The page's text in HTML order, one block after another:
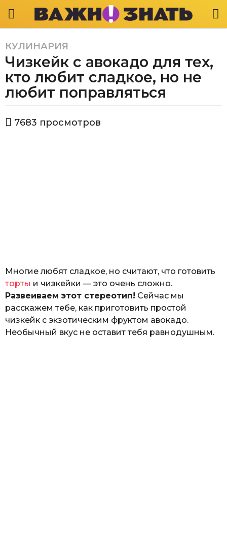
5
л
т
a
o
КУЛИНАРИЯ
Чизкейк с авокадо для тех,
кто любит сладкое, но не
любит поправляться
в
7683 просмотров
Многие любят сладкое, но считают, что готовить
торты и чизкейки — это очень сложно.
Развеиваем этот стереотип! Сейчас мы
расскажем тебе, как приготовить простой
чизкейк с экзотическим фруктом авокадо.
Необычный вкус не оставит тебя равнодушным.